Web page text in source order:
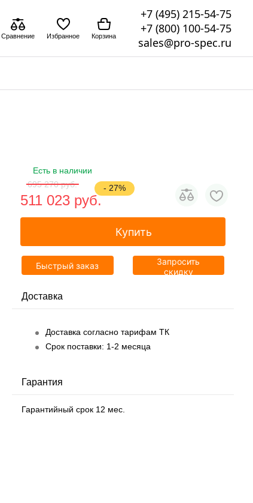
Сравнение Избранное Корзина
+7 (495) 215-54-75
+7 (800) 100-54-75
sales@pro-spec.ru
Есть в наличии
511 023 pуб.
695 270 pуб. - 27%
Купить
Быстрый заказ
Запросить
скидку
Доставка
Доставка согласно тарифам ТК
Срок поставки: 1-2 месяца
Гарантия
Гарантийный срок 12 мес.